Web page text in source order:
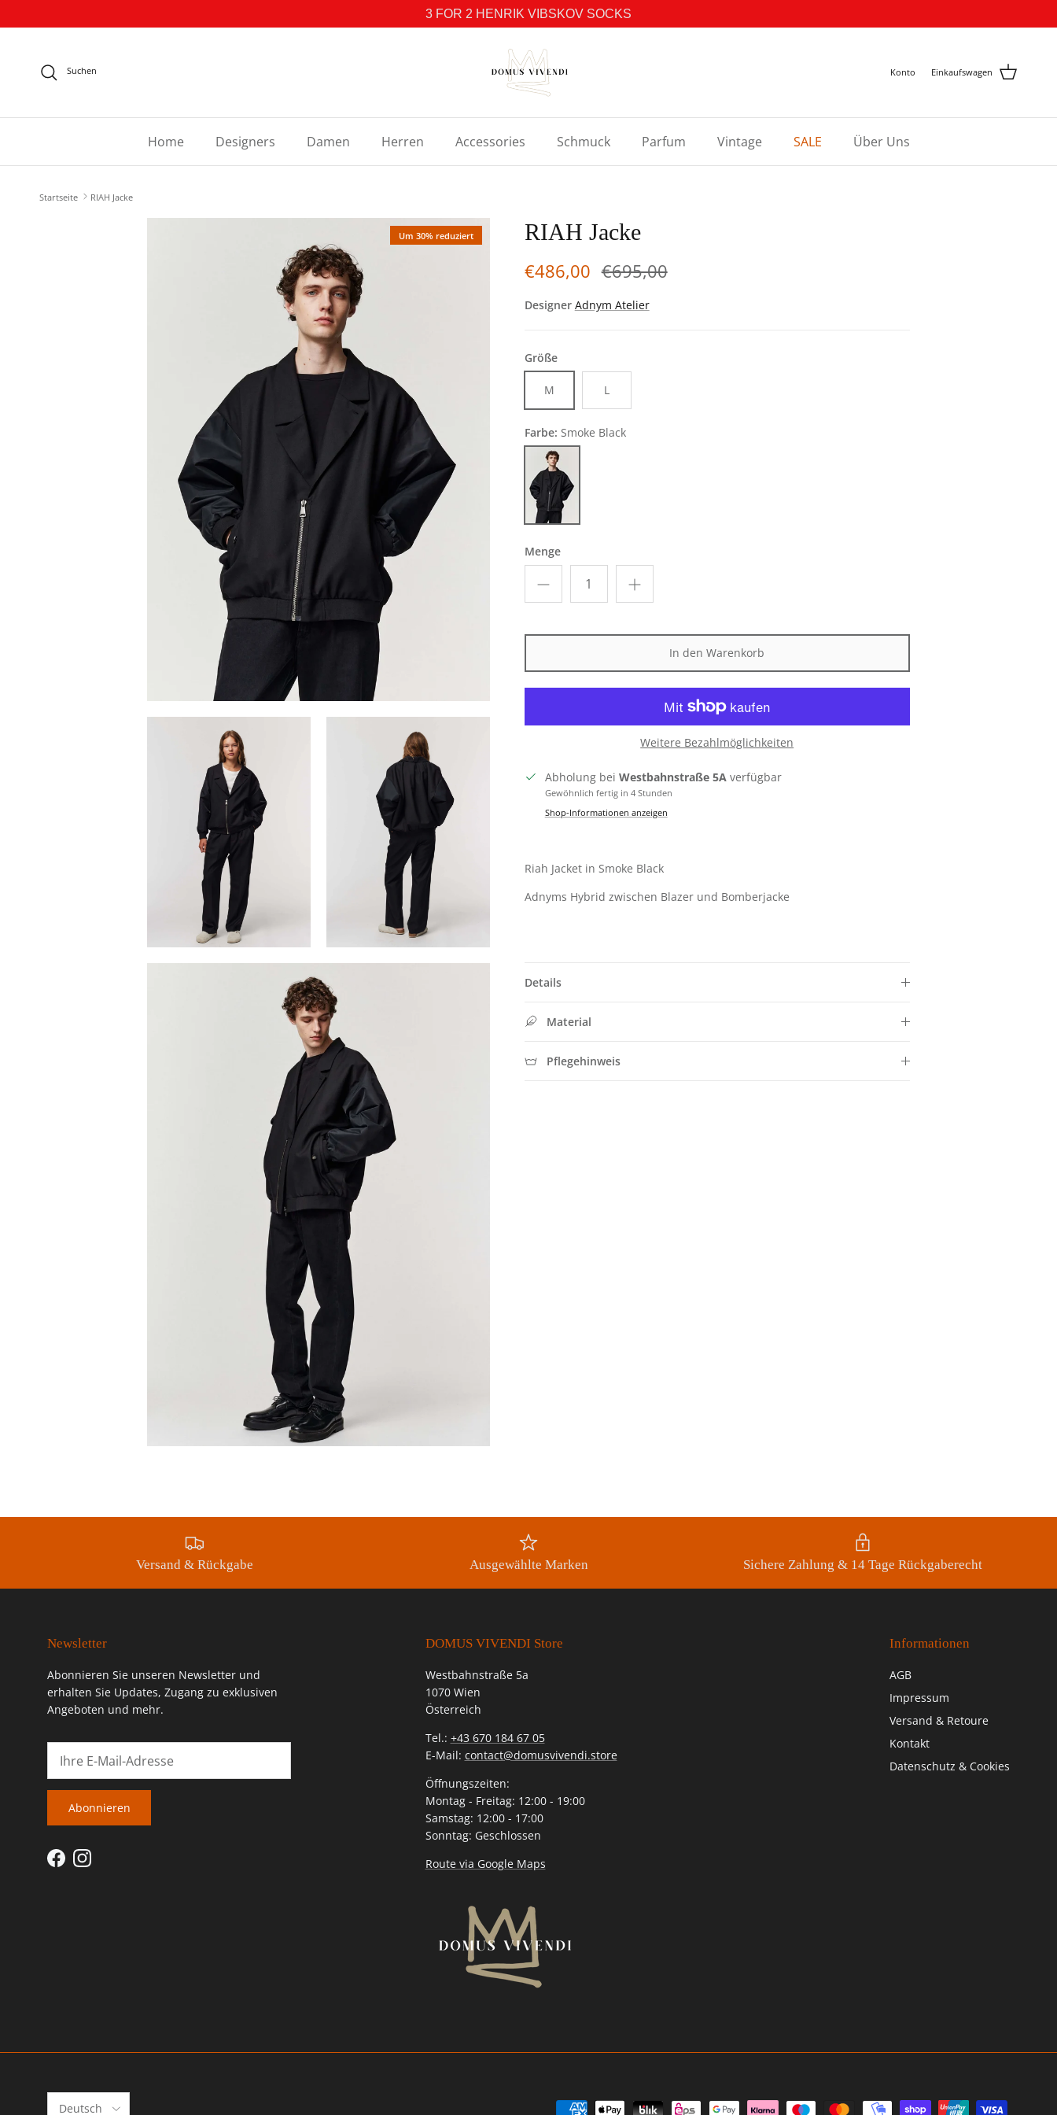
3 FOR 2 HENRIK VIBSKOV SOCKS
Suchen Konto Einkaufswagen
Home Designers Damen Herren Accessories Schmuck Parfum Vintage SALE Über Uns
Startseite RIAH Jacke
Um 30% reduziert RIAH Jacke
€486,00 €695,00
Designer Adnym Atelier
Größe
M L
Farbe: Smoke Black
Smoke Black
Menge
In den Warenkorb
Weitere Bezahlmöglichkeiten
Abholung bei Westbahnstraße 5Averfügbar
Gewöhnlich fertig in 4 Stunden
Shop-Informationen anzeigen
Riah Jacket in Smoke Black
Adnyms Hybrid zwischen Blazer und Bomberjacke
Details
Material
Pflegehinweis
Versand & Rückgabe Ausgewählte Marken Sichere Zahlung & 14 Tage Rückgaberecht
Newsletter
Abonnieren Sie unseren Newsletter und
erhalten Sie Updates, Zugang zu exklusiven
Angeboten und mehr.
Abonnieren
FacebookInstagram
DOMUS VIVENDI Store
Westbahnstraße 5a
1070 Wien
Österreich
Tel.: +43 670 184 67 05
E-Mail: contact@domusvivendi.store
Öffnungszeiten:
Montag - Freitag: 12:00 - 19:00
Samstag: 12:00 - 17:00
Sonntag: Geschlossen
Route via Google Maps
Informationen
AGB
Impressum
Versand & Retoure
Kontakt
Datenschutz & Cookies
Deutsch
SIGN UP FOR 10% OFF
Jetzt Newsletter abonnieren und exklusive Angebote erhalten